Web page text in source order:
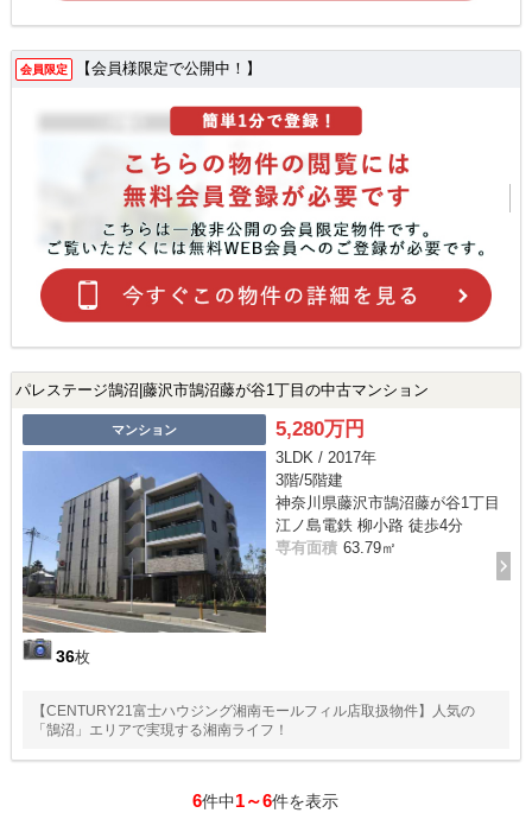
会員限定 【会員様限定で公開中！】
パレステージ鵠沼|藤沢市鵠沼藤が谷1丁目の中古マンション
マンション
36枚
5,280万円
3LDK / 2017年
3階/5階建
神奈川県藤沢市鵠沼藤が谷1丁目
江ノ島電鉄 柳小路 徒歩4分
専有面積 63.79㎡
【CENTURY21富士ハウジング湘南モールフィル店取扱物件】人気の
「鵠沼」エリアで実現する湘南ライフ！
6件中1～6件を表示